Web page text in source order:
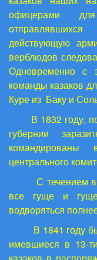
офицерами
действующую
верблюдов
Одновременно с
команды казаков
Куре из Баку и
В 1832 году, по
губернии
командированы
центрального
С течением
все гуще и
водворяться
В 1841 году
имевшиеся в 13-